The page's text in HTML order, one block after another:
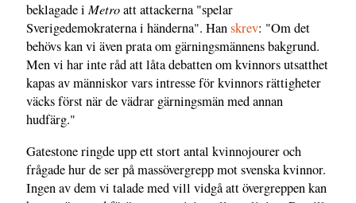
beklagade iMetroatt attackerna "spelar
Sverigedemokraterna i händerna". Hanskrev: "Om det
behövs kan vi även prata om gärningsmännens bakgrund.
Men vi har inte råd att låta debatten om kvinnors utsatthet
kapas av människor vars intresse för kvinnors rättigheter
väcks först när de vädrar gärningsmän med annan
hudfärg."
Gatestone ringde upp ett stort antal kvinnojourer och
frågade hur de ser på massövergrepp mot svenska kvinnor.
Ingen av dem vi talade med vill vidgå att övergreppen kan